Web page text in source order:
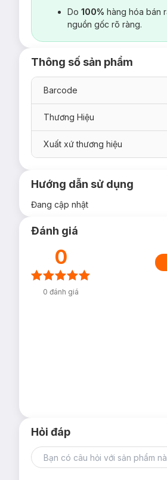
Do 100% hàng hóa bán
nguồn gốc rõ ràng.
Thông số sản phẩm
Barcode
Thương Hiệu
Xuất xứ thương hiệu
Hướng dẫn sử dụng
Đang cập nhật
Đánh giá
0
0 đánh giá
Hỏi đáp